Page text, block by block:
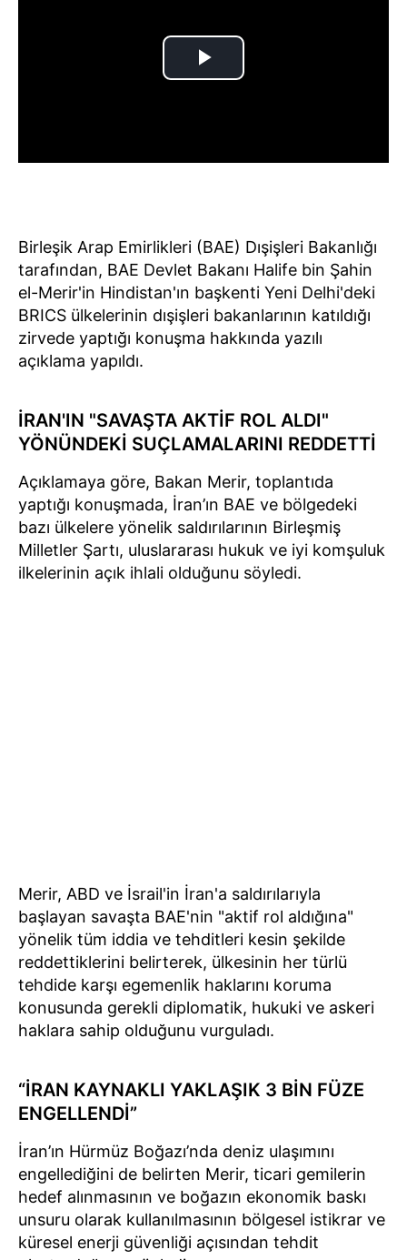
Birleşik Arap Emirlikleri (BAE) Dışişleri Bakanlığı
tarafından, BAE Devlet Bakanı Halife bin Şahin
el-Merir'in Hindistan'ın başkenti Yeni Delhi'deki
BRICS ülkelerinin dışişleri bakanlarının katıldığı
zirvede yaptığı konuşma hakkında yazılı
açıklama yapıldı.
İRAN'IN "SAVAŞTA AKTİF ROL ALDI"
YÖNÜNDEKİ SUÇLAMALARINI REDDETTİ
Açıklamaya göre, Bakan Merir, toplantıda
yaptığı konuşmada, İran’ın BAE ve bölgedeki
bazı ülkelere yönelik saldırılarının Birleşmiş
Milletler Şartı, uluslararası hukuk ve iyi komşuluk
ilkelerinin açık ihlali olduğunu söyledi.
Merir, ABD ve İsrail'in İran'a saldırılarıyla
başlayan savaşta BAE'nin "aktif rol aldığına"
yönelik tüm iddia ve tehditleri kesin şekilde
reddettiklerini belirterek, ülkesinin her türlü
tehdide karşı egemenlik haklarını koruma
konusunda gerekli diplomatik, hukuki ve askeri
haklara sahip olduğunu vurguladı.
“İRAN KAYNAKLI YAKLAŞIK 3 BİN FÜZE
ENGELLENDİ”
İran’ın Hürmüz Boğazı’nda deniz ulaşımını
engellediğini de belirten Merir, ticari gemilerin
hedef alınmasının ve boğazın ekonomik baskı
unsuru olarak kullanılmasının bölgesel istikrar ve
küresel enerji güvenliği açısından tehdit